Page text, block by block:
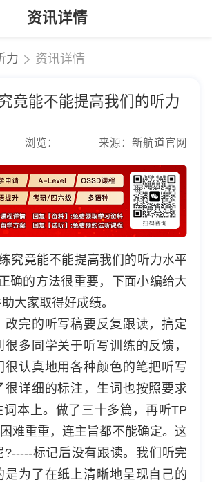
资讯详情
力 资讯详情
竟能不能提高我们的听力
浏览： 来源：新航道官网
竟能不能提高我们的听力水平
确的方法很重要，下面小编给大
大家取得好成绩。
完的听写稿要反复跟读，搞定
多同学关于听写训练的反馈，
很认真地用各种颜色的笔把听写
很详细的标注，生词也按照要求
词本上。做了三十多篇，再听TP
难重重，连主旨都不能确定。这
?-----标记后没有跟读。我们听完
是为了在纸上清晰地呈现自己的